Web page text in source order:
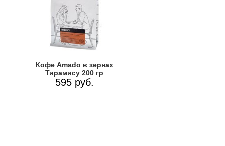
Кофе Amado в зернах
Тирамису 200 гр
595 руб.